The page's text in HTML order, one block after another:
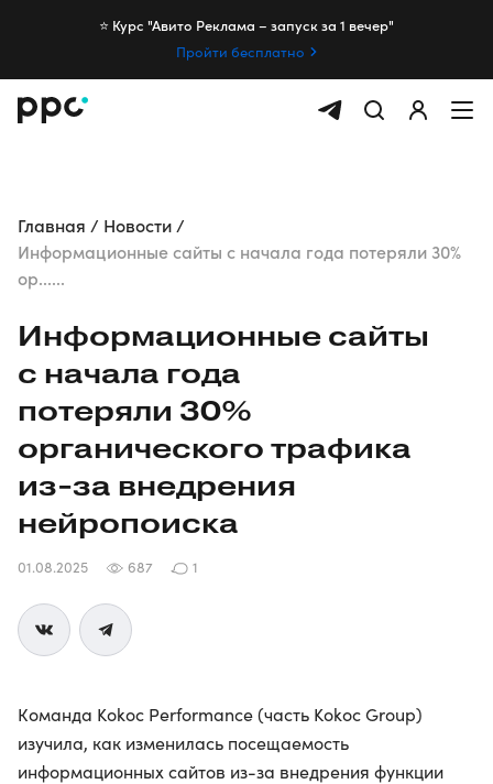
⭐️ Курс "Авито Реклама – запуск за 1 вечер"
Пройти бесплатно
Главная
Новости
Информационные сайты с начала года потеряли 30%
ор......
Информационные сайты
с начала года
потеряли 30%
органического трафика
из-за внедрения
нейропоиска
01.08.2025 687 1
Команда Kokoc Performance (часть Kokoc Group)
изучила, как изменилась посещаемость
информационных сайтов из-за внедрения функции